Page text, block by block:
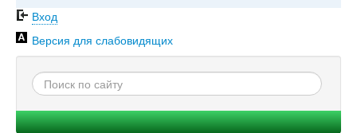
Вход
Версия для слабовидящих